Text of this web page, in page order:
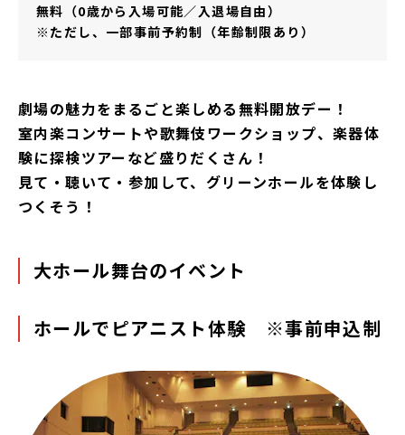
無料（0歳から入場可能／入退場自由）
※ただし、一部事前予約制（年齢制限あり）
劇場の魅力をまるごと楽しめる無料開放デー！
室内楽コンサートや歌舞伎ワークショップ、楽器体
験に探検ツアーなど盛りだくさん！
見て・聴いて・参加して、グリーンホールを体験し
つくそう！
大ホール舞台のイベント
ホールでピアニスト体験 ※事前申込制